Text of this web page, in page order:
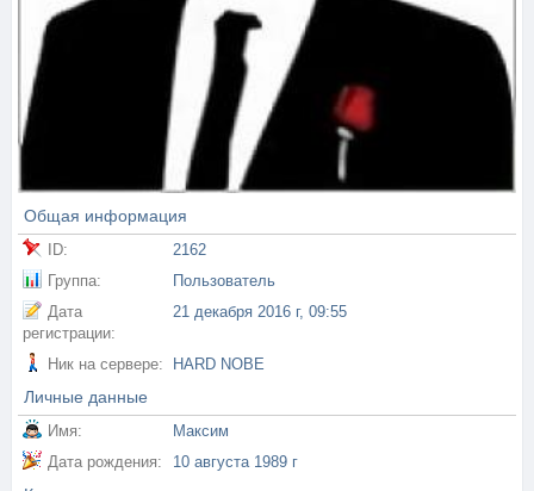
Общая информация
ID:
2162
Группа:
Пользователь
Дата
регистрации:
21 декабря 2016 г, 09:55
Ник на сервере: HARD NOBE
Личные данные
Имя:
Максим
Дата рождения:
10 августа 1989 г